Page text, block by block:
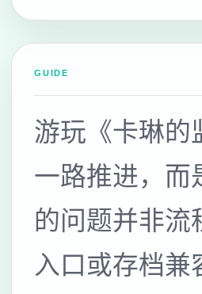
GUIDE
游玩《卡琳的
一路推进，而
的问题并非流
入口或存档